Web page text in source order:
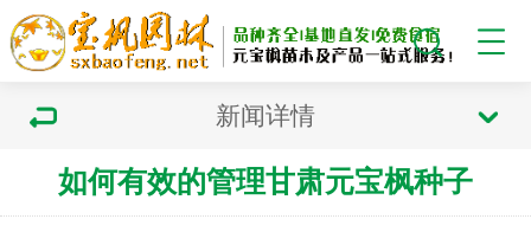
新闻详情
如何有效的管理甘肃元宝枫种子